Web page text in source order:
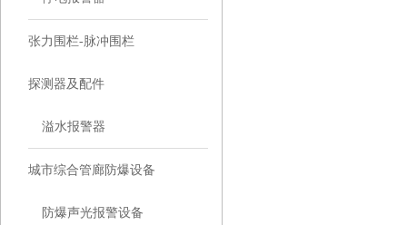
张力围栏-脉冲围栏
探测器及配件
溢水报警器
城市综合管廊防爆设备
防爆声光报警设备